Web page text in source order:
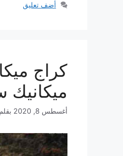
أضف تعليق
ميكانيك
أغسطس 8, 2020 بقلم